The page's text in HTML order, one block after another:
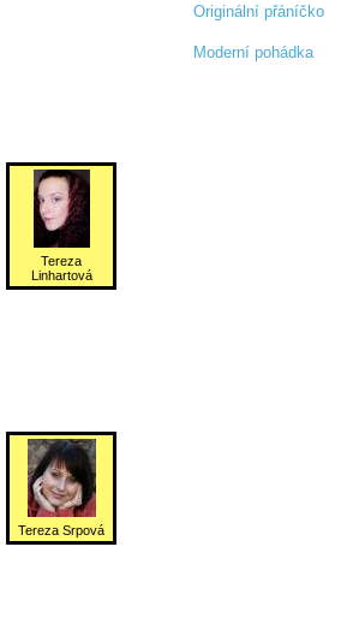
Originální přáníčko
Moderní pohádka
Tereza
Linhartová
Tereza Srpová